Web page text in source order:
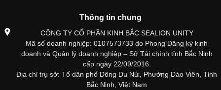
Thông tin chung
CÔNG TY CỔ PHẦN KINH BẮC SEALION UNITY
Mã số doanh nghiệp: 0107573733 do Phong Đăng ký kinh
doanh và Quản lý doanh nghiệp – Sở Tài chính tỉnh Bắc Ninh
cấp ngày 22/09/2016.
Địa chỉ trụ sở: Tổ dân phố Đông Du Núi, Phường Đào Viên, Tỉnh
Bắc Ninh, Việt Nam